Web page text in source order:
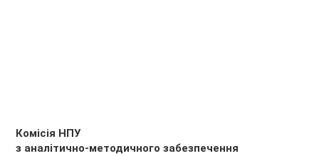
Комісія НПУ
з аналітично-методичного забезпечення